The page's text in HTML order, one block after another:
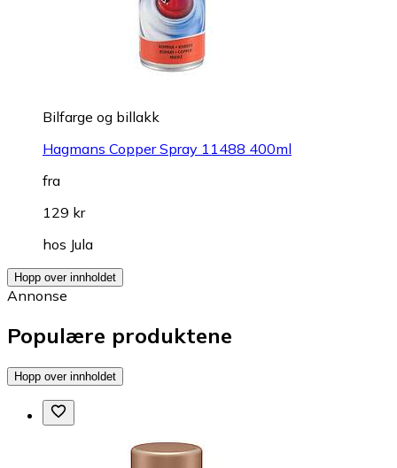
Bilfarge og billakk
Hagmans Copper Spray 11488 400ml
fra
129 kr
hos Jula
Hopp over innholdet
Annonse
Populære produktene
Hopp over innholdet